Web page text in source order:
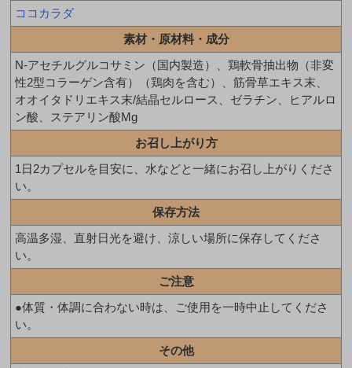
ココカラダ
素材・原材料・成分
N-アセチルグルコサミン（国内製造）、鶏軟骨抽出物（非変
性2型コラーゲン含有）（鶏肉を含む）、筋骨草エキス末、
オオイタドリエキス末/結晶セルロース、ゼラチン、ヒアルロ
ン酸、ステアリン酸Mg
お召し上がり方
1日2カプセルを目安に、水などと一緒にお召し上がりくださ
い。
保存方法
高温多湿、直射日光を避け、涼しい場所に保存してくださ
い。
ご注意
●体質・体調に合わない時は、ご使用を一時中止してくださ
い。
その他